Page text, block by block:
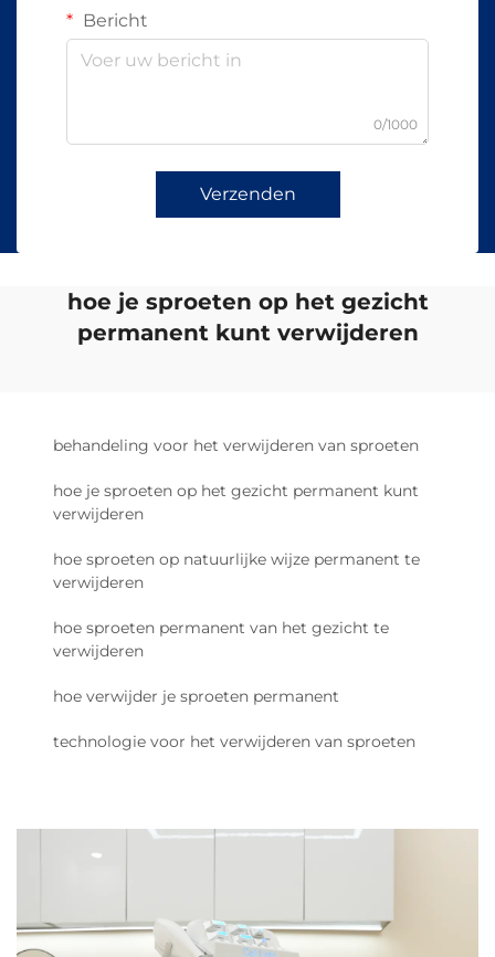
Bericht
0/1000
Verzenden
hoe je sproeten op het gezicht
permanent kunt verwijderen
behandeling voor het verwijderen van sproeten
hoe je sproeten op het gezicht permanent kunt
verwijderen
hoe sproeten op natuurlijke wijze permanent te
verwijderen
hoe sproeten permanent van het gezicht te
verwijderen
hoe verwijder je sproeten permanent
technologie voor het verwijderen van sproeten